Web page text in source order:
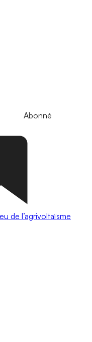
Abonné
de l’agrivoltaïsme